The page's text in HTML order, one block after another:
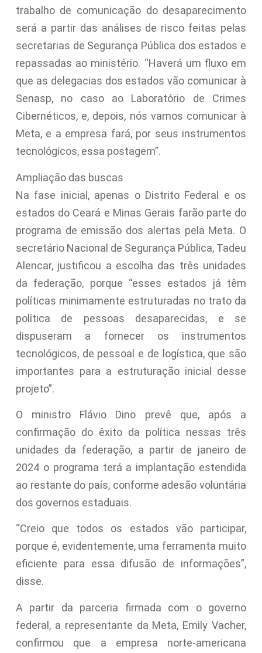
trabalho de comunicação do desaparecimento
será a partir das análises de risco feitas pelas
secretarias de Segurança Pública dos estados e
repassadas ao ministério. “Haverá um fluxo em
que as delegacias dos estados vão comunicar à
Senasp, no caso ao Laboratório de Crimes
Cibernéticos, e, depois, nós vamos comunicar à
Meta, e a empresa fará, por seus instrumentos
tecnológicos, essa postagem”.
Ampliação das buscas
Na fase inicial, apenas o Distrito Federal e os
estados do Ceará e Minas Gerais farão parte do
programa de emissão dos alertas pela Meta. O
secretário Nacional de Segurança Pública, Tadeu
Alencar, justificou a escolha das três unidades
da federação, porque “esses estados já têm
políticas minimamente estruturadas no trato da
política de pessoas desaparecidas, e se
dispuseram a fornecer os instrumentos
tecnológicos, de pessoal e de logística, que são
importantes para a estruturação inicial desse
projeto”.
O ministro Flávio Dino prevê que, após a
confirmação do êxito da política nessas três
unidades da federação, a partir de janeiro de
2024 o programa terá a implantação estendida
ao restante do país, conforme adesão voluntária
dos governos estaduais.
“Creio que todos os estados vão participar,
porque é, evidentemente, uma ferramenta muito
eficiente para essa difusão de informações”,
disse.
A partir da parceria firmada com o governo
federal, a representante da Meta, Emily Vacher,
confirmou que a empresa norte-americana